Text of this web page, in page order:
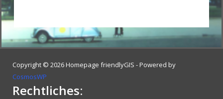
Copyright © 2026 Homepage friendlyGIS - Powered by
CosmosWP
Rechtliches: